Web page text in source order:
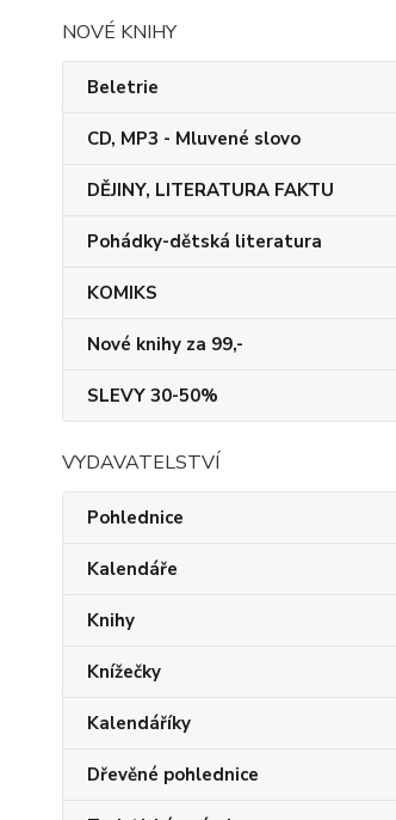
NOVÉ KNIHY
Beletrie
CD, MP3 - Mluvené slovo
DĚJINY, LITERATURA FAKTU
Pohádky-dětská literatura
KOMIKS
Nové knihy za 99,-
SLEVY 30-50%
VYDAVATELSTVÍ
Pohlednice
Kalendáře
Knihy
Knížečky
Kalendáříky
Dřevěné pohlednice